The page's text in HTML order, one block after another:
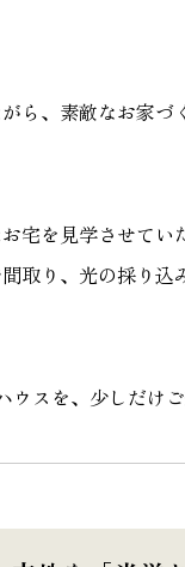
ら、素敵なお家
宅を見学させて
取り、光の採り
スを、少しだけご